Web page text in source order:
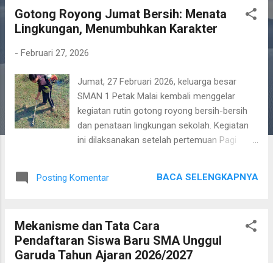
Gotong Royong Jumat Bersih: Menata
Lingkungan, Menumbuhkan Karakter
- Februari 27, 2026
Jumat, 27 Februari 2026, keluarga besar
SMAN 1 Petak Malai kembali menggelar
kegiatan rutin gotong royong bersih-bersih
dan penataan lingkungan sekolah. Kegiatan
ini dilaksanakan setelah pertemuan Pagi
penuh semangat dan kebersamaan sejak
Kegiatan gotong royong kali ini difokuskan
pada dua hal utama, yaitu sweeping sampah
ringan bekas makanan dan minuman serta
Posting Komentar BACA SELENGKAPNYA
Mekanisme dan Tata Cara
Pendaftaran Siswa Baru SMA Unggul
Garuda Tahun Ajaran 2026/2027